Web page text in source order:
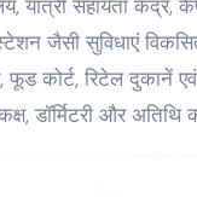
यात्री सहायता केंद्र,
जैसी सुविधाएं
फूड कोर्ट, रिटेल दुकानें
डॉर्मिटरी और अतिथि